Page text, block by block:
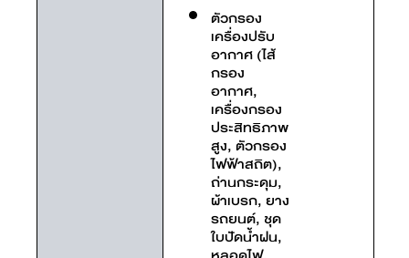
ตัวกรอง
เครื่องปรับ
อากาศ (ไส้
กรอง
อากาศ,
เครื่องกรอง
ประสิทธิภาพ
สูง, ตัวกรอง
ไฟฟ้าสถิต),
ถ่านกระดุม,
ผ้าเบรก, ยาง
รถยนต์, ชุด
ใบปัดน้ำฝน,